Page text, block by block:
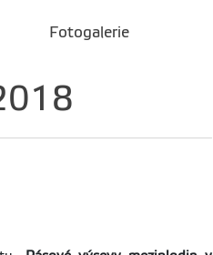
Fotogalerie